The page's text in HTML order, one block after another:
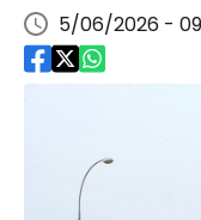
5/06/2026 -